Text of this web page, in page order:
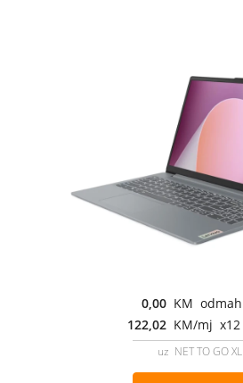
0,00 KM odmah
122,02 KM/mj x12
uz NET TO GO XL